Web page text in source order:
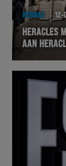
HERNAC 12-
HERACLES
AAN